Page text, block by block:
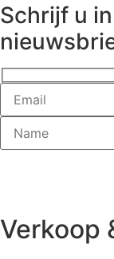
Schrijf u
Verkoop